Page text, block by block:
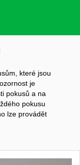
které jsou
je
pokusů a na
pokusu
lze provádět